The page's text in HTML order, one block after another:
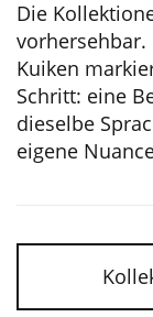
Die
vorhersehbar.
Kuiken
Schritt: eine
dieselbe
eigene